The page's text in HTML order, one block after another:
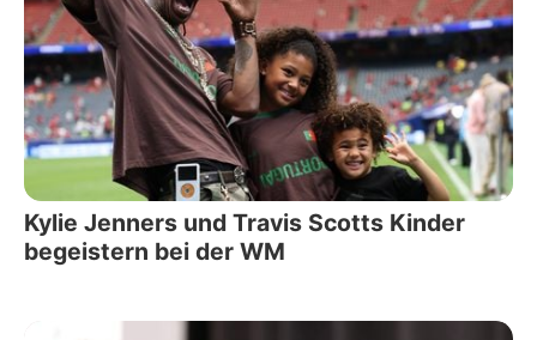
Kylie Jenners und Travis Scotts Kinder
begeistern bei der WM